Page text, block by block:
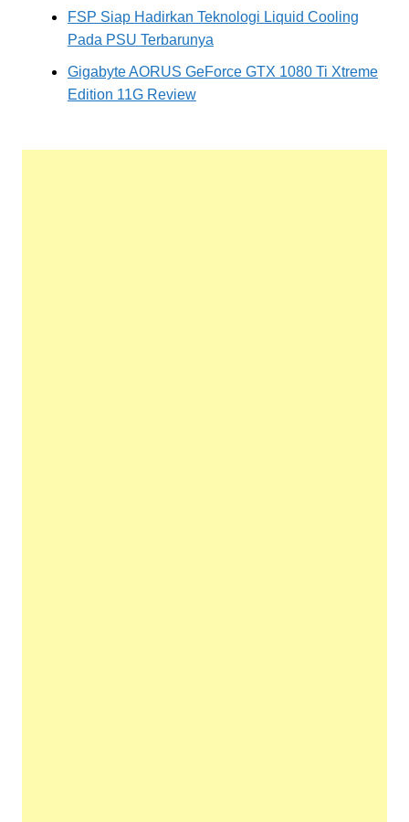
FSP Siap Hadirkan Teknologi Liquid Cooling
Pada PSU Terbarunya
Gigabyte AORUS GeForce GTX 1080 Ti Xtreme
Edition 11G Review